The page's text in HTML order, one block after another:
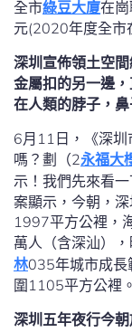
全市綠豆大廈在
元(2020年度全市
深圳宣佈領土空
金屬扣的另一邊
在人類的脖子，
6月11日，《深圳
嗎？劃（2永福大
示！我們先來看
案顯示，今朝，
1997平方公裡，
萬人（含深汕）
林035年城市成長
圍1105平方公裡。
深圳五年夜行今